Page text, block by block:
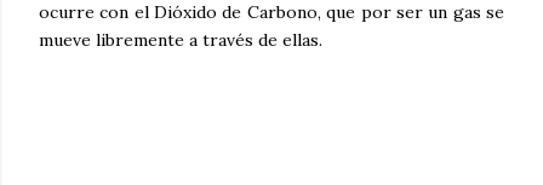
ocurre con el Dióxido de Carbono, que por ser un gas se
mueve libremente a través de ellas.